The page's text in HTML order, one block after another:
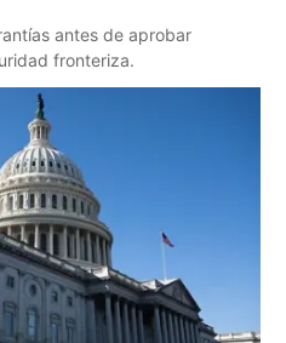
antes de aprobar
fronteriza.